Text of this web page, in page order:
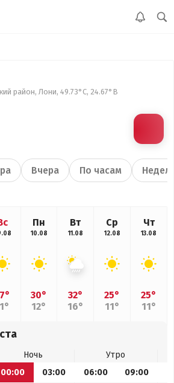
район, Лони, 49.73°С, 24.67°В
Вчера По часам
Пн
10.08
30°
12°
Вт
11.08
32°
16°
Ср
12.08
25°
11°
Чт
13.08
25°
11°
Ночь
Утро
00:00
03:00 06:00 09:00